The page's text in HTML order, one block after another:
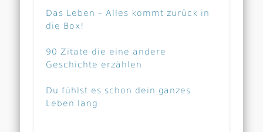
Das Leben – Alles kommt zurück in
die Box!
90 Zitate die eine andere
Geschichte erzählen
Du fühlst es schon dein ganzes
Leben lang